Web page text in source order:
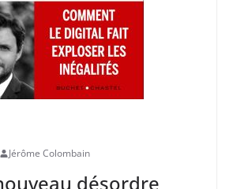
Jérôme Colombain
désordre